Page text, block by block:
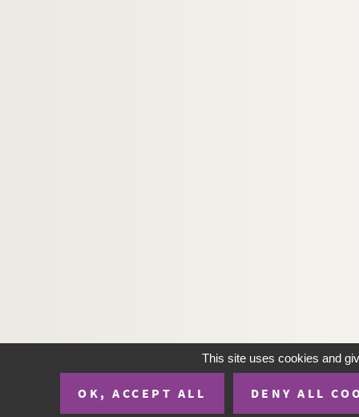
This site uses cookies and
OK, ACCEPT ALL DENY ALL